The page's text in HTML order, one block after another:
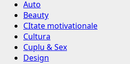
Auto
Beauty
CItate motivationale
Cultura
Cuplu & Sex
Design